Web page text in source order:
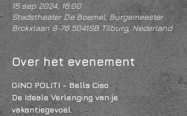
15 sep 2024, 16:00
Stadstheater De Boemel, Burgemeester
Brokxlaan 8-76 5041SB Tilburg, Nederland
Over het evenement
GINO POLITI - Bella Ciao
De Ideale Verlenging van je
vakantiegevoel.